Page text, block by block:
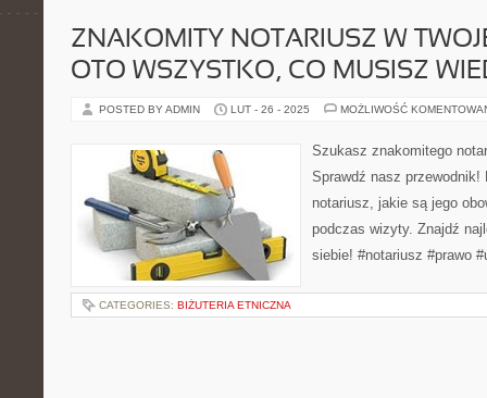
ZNAKOMITY NOTARIUSZ W
OTO WSZYSTKO, CO MUSISZ
POSTED BY ADMIN LUT - 26 - 2025 MOŻLIWOŚĆ
Szukasz znakomitego
Sprawdź nasz
notariusz, jakie są jego
podczas wizyty. Znajdź
siebie! #notariusz #prawo
CATEGORIES: BIŻUTERIA ETNICZNA